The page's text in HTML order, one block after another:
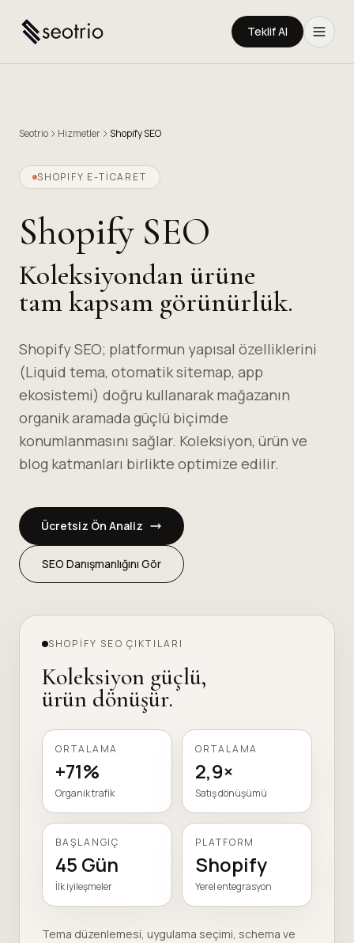
Teklif Al
Seotrio Hizmetler Shopify SEO
SHOPIFY E-TİCARET
Shopify SEO
Koleksiyondan ürüne
tam kapsam görünürlük.
Shopify SEO; platformun yapısal özelliklerini
(Liquid tema, otomatik sitemap, app
ekosistemi) doğru kullanarak mağazanın
organik aramada güçlü biçimde
konumlanmasını sağlar. Koleksiyon, ürün ve
blog katmanları birlikte optimize edilir.
Ücretsiz Ön Analiz
SEO Danışmanlığını Gör
SHOPIFY SEO ÇIKTILARI
Koleksiyon güçlü,
ürün dönüşür.
ORTALAMA
+71%
Organik trafik
ORTALAMA
2,9×
Satış dönüşümü
BAŞLANGIÇ
45 Gün
İlk iyileşmeler
PLATFORM
Shopify
Yerel entegrasyon
Tema düzenlemesi, uygulama seçimi, schema ve